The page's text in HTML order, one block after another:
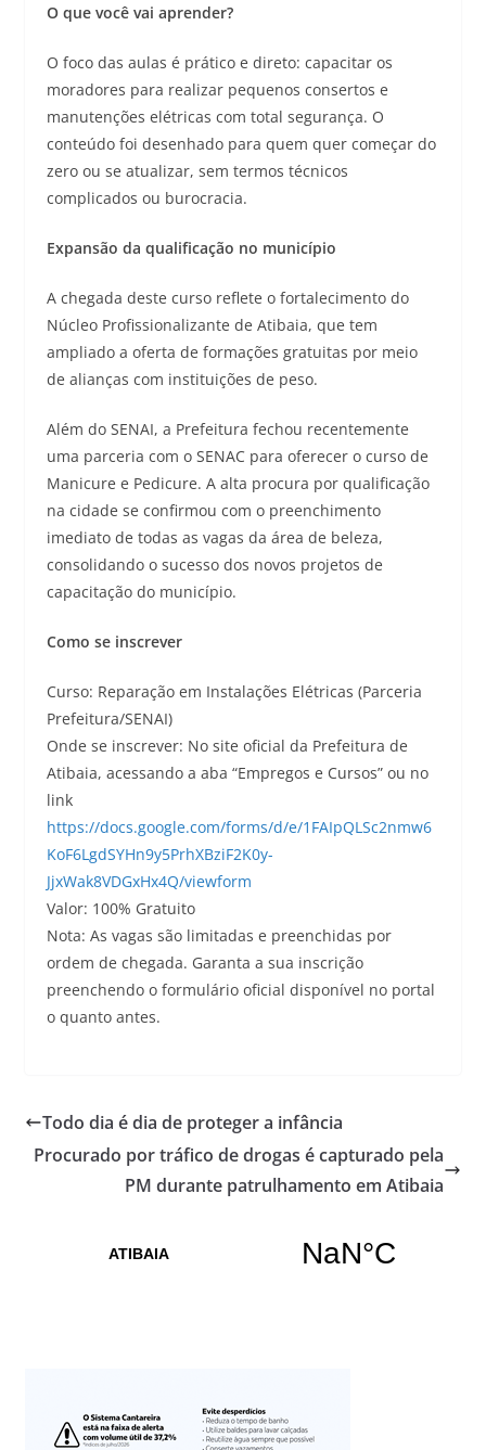
O que você vai aprender?
O foco das aulas é prático e direto: capacitar os
moradores para realizar pequenos consertos e
manutenções elétricas com total segurança. O
conteúdo foi desenhado para quem quer começar do
zero ou se atualizar, sem termos técnicos
complicados ou burocracia.
Expansão da qualificação no município
A chegada deste curso reflete o fortalecimento do
Núcleo Profissionalizante de Atibaia, que tem
ampliado a oferta de formações gratuitas por meio
de alianças com instituições de peso.
Além do SENAI, a Prefeitura fechou recentemente
uma parceria com o SENAC para oferecer o curso de
Manicure e Pedicure. A alta procura por qualificação
na cidade se confirmou com o preenchimento
imediato de todas as vagas da área de beleza,
consolidando o sucesso dos novos projetos de
capacitação do município.
Como se inscrever
Curso: Reparação em Instalações Elétricas (Parceria
Prefeitura/SENAI)
Onde se inscrever: No site oficial da Prefeitura de
Atibaia, acessando a aba “Empregos e Cursos” ou no
link
https://docs.google.com/forms/d/e/1FAIpQLSc2nmw6
KoF6LgdSYHn9y5PrhXBziF2K0y-
JjxWak8VDGxHx4Q/viewform
Valor: 100% Gratuito
Nota: As vagas são limitadas e preenchidas por
ordem de chegada. Garanta a sua inscrição
preenchendo o formulário oficial disponível no portal
o quanto antes.
Todo dia é dia de proteger a infância
Procurado por tráfico de drogas é capturado pela
PM durante patrulhamento em Atibaia